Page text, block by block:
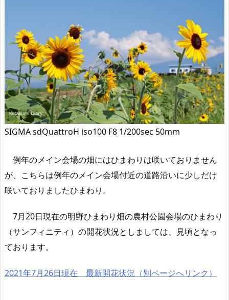
SIGMA sdQuattroH iso100 F8 1/200sec 50mm
例年のメイン会場の畑にはひまわりは咲いておりません
が、こちらは例年のメイン会場付近の道路沿いに少しだけ
咲いておりましたひまわり。
7月20日現在の明野ひまわり畑の農村公園会場のひまわり
（サンフィニティ）の開花状況としましては、見頃となっ
ております。
2021年7月26日現在 最新開花状況（別ページへリンク）